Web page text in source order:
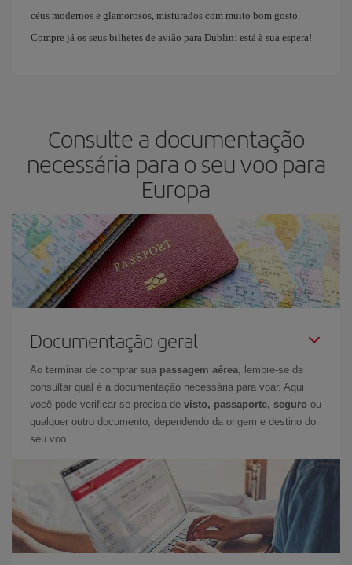
céus modernos e glamorosos, misturados com muito bom gosto.
Compre já os seus bilhetes de avião para Dublin: está à sua espera!
Consulte a documentação
necessária para o seu voo para
Europa
Documentação geral
Ao terminar de comprar sua passagem aérea , lembre-se de
consultar qual é a documentação necessária para voar. Aqui
você pode verificar se precisa de visto, passaporte, seguro ou
qualquer outro documento, dependendo da origem e destino do
seu voo.